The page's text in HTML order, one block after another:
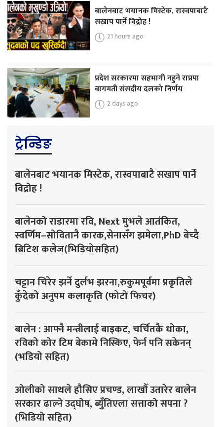
बालेनबाट भयानक मिस्टेक, रास्वपाबाटै
सखाप पार्ने विद्रोह !
21 hours ago
प्रदेश सरकारमा सहभागी नहुने राप्रपा
बागमती संसदीय दलको निर्णय
2 days ago
ट्रेन्डिङ
बालेनबाट भयानक मिस्टेक, रास्वपाबाटै सखाप पार्ने
विद्रोह !
बालेनको राडारमा रवि, Next मुभले आतंकित,
स्वर्णिम–सोवितानै कारक,सेनासँग झमेला,PhD बेच्दै
ब्रिटिश कलेज(भिडियोसहित)
चट्टान चिरेर झर्ने दुर्लभ झरना,रुकुमपूर्वमा प्रकृतिले
कुँदेको अनुपम कलाकृति (फोटो फिचर)
बालेन : आफ्नै मन्त्रीलाई बाइकट, चर्चितकै धोका,
रविको कोर टिम बेकामे निस्किए, फेर्न पनि सकेनन्
(भडियो सहित)
ओलीको साथले हौसिए प्रचण्ड, लाखौँ उतारेर बालेन
सरकार ढाल्ने उद्घोष, ब्युँतिएला सत्ताको सपना ?
(भिडियो सहित)